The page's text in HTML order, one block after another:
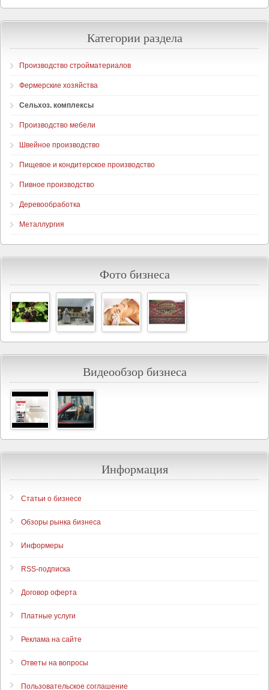
Категории раздела
Производство стройматериалов
Фермерские хозяйства
Сельхоз. комплексы
Производство мебели
Швейное производство
Пищевое и кондитерское производство
Пивное производство
Деревообработка
Металлургия
Фото бизнеса
Видеообзор бизнеса
Информация
Статьи о бизнесе
Обзоры рынка бизнеса
Информеры
RSS-подписка
Договор оферта
Платные услуги
Реклама на сайте
Ответы на вопросы
Пользовательское соглашение